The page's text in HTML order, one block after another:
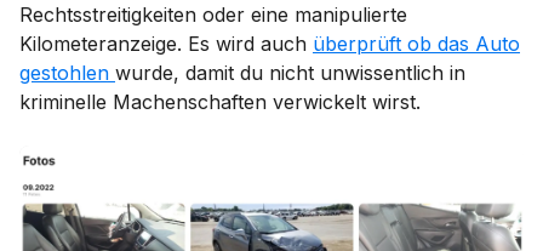
Rechtsstreitigkeiten oder eine manipulierte
Kilometeranzeige. Es wird auch überprüft ob das Auto
gestohlen wurde, damit du nicht unwissentlich in
kriminelle Machenschaften verwickelt wirst.